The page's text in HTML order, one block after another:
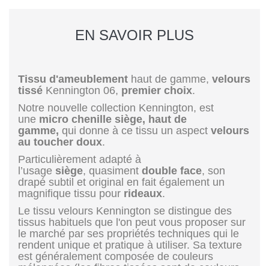
EN SAVOIR PLUS
Tissu d'ameublement haut de gamme, velours
tissé Kennington 06, premier choix.
Notre nouvelle collection Kennington, est
une micro chenille siège, haut de
gamme, qui donne à ce tissu un aspect velours
au toucher doux.
Particulièrement adapté à
l’usage siège, quasiment double face, son
drapé subtil et original en fait également un
magnifique tissu pour rideaux.
Le tissu velours Kennington se distingue des
tissus habituels que l'on peut vous proposer sur
le marché par ses propriétés techniques qui le
rendent unique et pratique à utiliser. Sa texture
est généralement composée de couleurs